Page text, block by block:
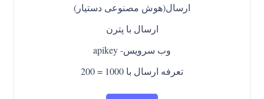
ارسال(هوش مصنوعی دستیار)
ارسال با پترن
وب سرویس- apikey
تعرفه ارسال با 1000 = 200